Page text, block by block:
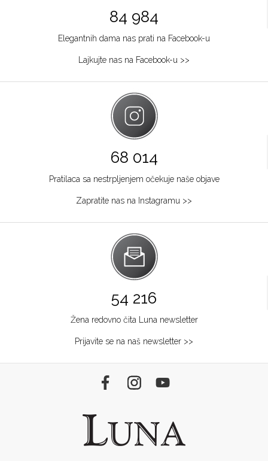
84 984
Elegantnih dama nas prati na Facebook-u
Lajkujte nas na Facebook-u >>
68 014
Pratilaca sa nestrpljenjem očekuje naše objave
Zapratite nas na Instagramu >>
54 216
Žena redovno čita Luna newsletter
Prijavite se na naš newsletter >>